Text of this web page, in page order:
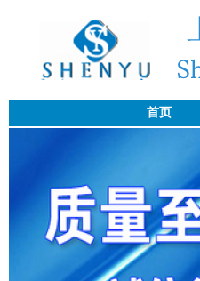
首页